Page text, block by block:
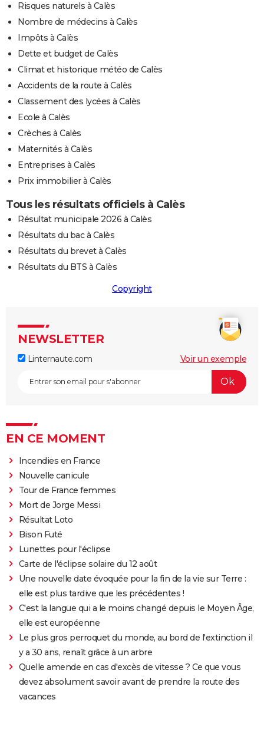
Risques naturels à Calès
Nombre de médecins à Calès
Impôts à Calès
Dette et budget de Calès
Climat et historique météo de Calès
Accidents de la route à Calès
Classement des lycées à Calès
Ecole à Calès
Crèches à Calès
Maternités à Calès
Entreprises à Calès
Prix immobilier à Calès
Tous les résultats officiels à Calès
Résultat municipale 2026 à Calès
Résultats du bac à Calès
Résultats du brevet à Calès
Résultats du BTS à Calès
Copyright
NEWSLETTER
Linternaute.com Voir un exemple
EN CE MOMENT
Incendies en France
Nouvelle canicule
Tour de France femmes
Mort de Jorge Messi
Résultat Loto
Bison Futé
Lunettes pour l'éclipse
Carte de l'éclipse solaire du 12 août
Une nouvelle date évoquée pour la fin de la vie sur Terre :
elle est plus tardive que les précédentes !
C'est la langue qui a le moins changé depuis le Moyen Âge,
elle est européenne
Le plus gros perroquet du monde, au bord de l'extinction il
y a 30 ans, renaît grâce à un arbre
Quelle amende en cas d'excès de vitesse ? Ce que vous
devez absolument savoir avant de prendre la route des
vacances